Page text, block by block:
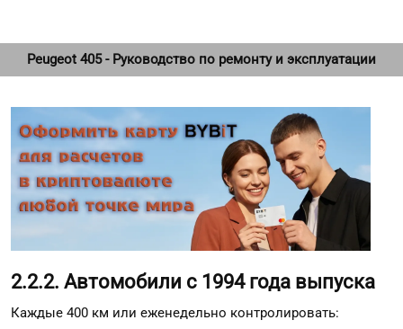
Peugeot 405 - Руководство по ремонту и эксплуатации
2.2.2. Автомобили с 1994 года выпуска
Каждые 400 км или еженедельно контролировать: